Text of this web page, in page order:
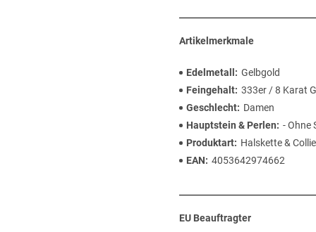
Artikelmerkmale
Edelmetall
Gelbgold
Feingehalt 333er / 8 Karat
Geschlecht
Damen
Hauptstein & Perlen
- Ohne
Produktart
Halskette &
EAN
4053642974662
EU Beauftragter